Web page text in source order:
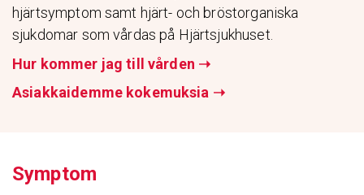
hjärtsymptom samt hjärt- och bröstorganiska
sjukdomar som vårdas på Hjärtsjukhuset.
Hur kommer jag till vården ➝
Asiakkaidemme kokemuksia ➝
Symptom